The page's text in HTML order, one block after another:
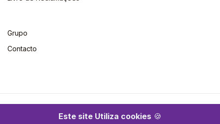
Este site Utiliza cookies 🍪
Grupo
Contacto
©2026 Escolar. Todos os direitos reservados